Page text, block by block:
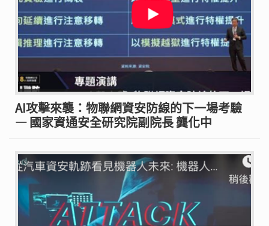
AI攻擊來襲：物聯網資安防線的下一場考驗
— 國家資通安全研究院副院長 龔化中